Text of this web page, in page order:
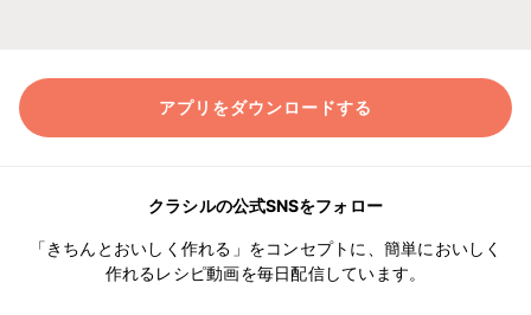
アプリをダウンロードする
クラシルの公式SNSをフォロー
「きちんとおいしく作れる」をコンセプトに、簡単においしく
作れるレシピ動画を毎日配信しています。